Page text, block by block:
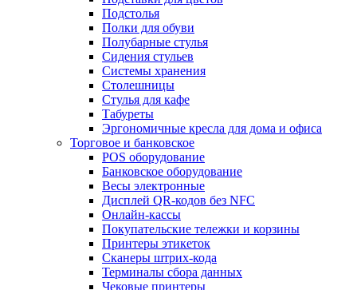
Подстолья
Полки для обуви
Полубарные стулья
Сидения стульев
Системы хранения
Столешницы
Стулья для кафе
Табуреты
Эргономичные кресла для дома и офиса
Торговое и банковское
POS оборудование
Банковское оборудование
Весы электронные
Дисплей QR-кодов без NFC
Онлайн-кассы
Покупательские тележки и корзины
Принтеры этикеток
Сканеры штрих-кода
Терминалы сбора данных
Чековые принтеры